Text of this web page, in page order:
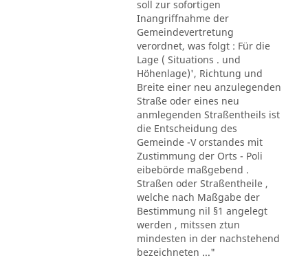
soll zur sofortigen
Inangriffnahme der
Gemeindevertretung
verordnet, was folgt : Für die
Lage ( Situations . und
Höhenlage)', Richtung und
Breite einer neu anzulegenden
Straße oder eines neu
anmlegenden Straßentheils ist
die Entscheidung des
Gemeinde -V orstandes mit
Zustimmung der Orts - Poli
eibebörde maßgebend .
Straßen oder Straßentheile ,
welche nach Maßgabe der
Bestimmung nil §1 angelegt
werden , mitssen ztun
mindesten in der nachstehend
bezeichneten ..."